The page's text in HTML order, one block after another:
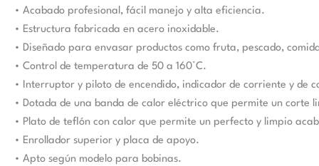
• Acabado profesional, fácil manejo y alta eficiencia.
• Estructura fabricada en acero inoxidable.
• Diseñado para envasar productos como fruta, pescado,
• Control de temperatura de 50 a 160°C.
• Interruptor y piloto de encendido, indicador de corriente y de
• Dotada de una banda de calor eléctrico que permite un corte
• Plato de teflón con calor que permite un perfecto y limpio
• Enrollador superior y placa de apoyo.
• Apto según modelo para bobinas.